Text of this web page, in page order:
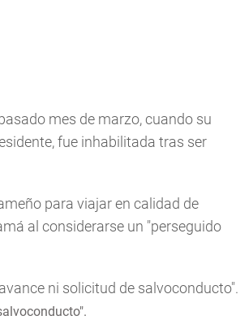
mes de marzo, cuando su
fue inhabilitada tras ser
para viajar en calidad de
al considerarse un "perseguido